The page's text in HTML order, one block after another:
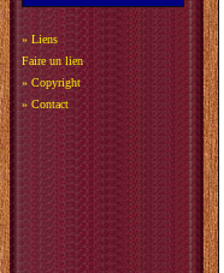
» Liens
Faire un lien
» Copyright
» Contact